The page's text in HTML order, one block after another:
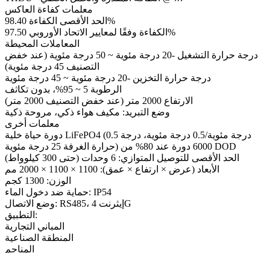
معلمات كفاءة العاكس
الحد الأقصى الكفاءة 98.40%
الكفاءة وفقًا لمعايير الاتحاد الأوروبي 97.50%
المعاملات المحيطة
درجة حرارة التشغيل -20 درجة مئوية ~ 50 درجة مئوية (عند خفض
التصنيف 45 درجة مئوية)
درجة حرارة التخزين -20 درجة مئوية ~ 45 درجة مئوية
الرطوبة 5 ~ 95%، بدون تكاثف
الارتفاع 2000 متر (عند خفض التصنيف 2000 متر)
وضع التبريد: مكيف هواء ذكي، مروحة ذكية
معلمات أخرى
دورة حياة خلية LiFePO4 (0.5 درجة مئوية/0.5 درجة مئوية، درجة
حرارة الغرفة 25 درجة مئوية) 6000 دورة عند 80% من DOD
الحد الأقصى للتوصيل المتوازي: 6 وحدات (حتى 300 كيلوواط)
الأبعاد (عرض × ارتفاع × عمق): 1100 × 1100 × 2000 مم
الوزن: 1300 كجم
حماية ضد دخول الماء: IP54
وضع الاتصال: RS485، إيثرنت 4G
التطبيق:
المباني التجارية
المنطقة الصناعية
المناجم